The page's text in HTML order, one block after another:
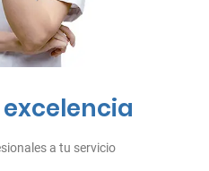
excelencia
a tu servicio